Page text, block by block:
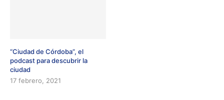
“Ciudad de Córdoba”, el
podcast para descubrir la
ciudad
17 febrero, 2021